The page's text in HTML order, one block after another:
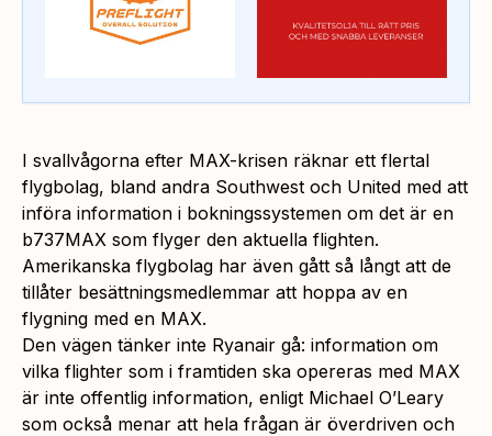
I svallvågorna efter MAX-krisen räknar ett flertal
flygbolag, bland andra Southwest och United med att
införa information i bokningssystemen om det är en
b737MAX som flyger den aktuella flighten.
Amerikanska flygbolag har även gått så långt att de
tillåter besättningsmedlemmar att hoppa av en
flygning med en MAX.
Den vägen tänker inte Ryanair gå: information om
vilka flighter som i framtiden ska opereras med MAX
är inte offentlig information, enligt Michael O’Leary
som också menar att hela frågan är överdriven och